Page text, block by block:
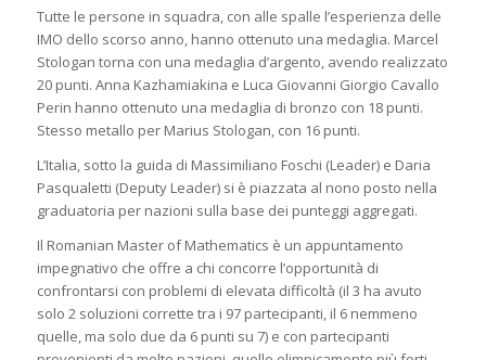
Tutte le persone in squadra, con alle spalle l’esperienza delle
IMO dello scorso anno, hanno ottenuto una medaglia. Marcel
Stologan torna con una medaglia d’argento, avendo realizzato
20 punti. Anna Kazhamiakina e Luca Giovanni Giorgio Cavallo
Perin hanno ottenuto una medaglia di bronzo con 18 punti.
Stesso metallo per Marius Stologan, con 16 punti.
L’Italia, sotto la guida di Massimiliano Foschi (Leader) e Daria
Pasqualetti (Deputy Leader) si è piazzata al nono posto nella
graduatoria per nazioni sulla base dei punteggi aggregati.
Il Romanian Master of Mathematics è un appuntamento
impegnativo che offre a chi concorre l’opportunità di
confrontarsi con problemi di elevata difficoltà (il 3 ha avuto
solo 2 soluzioni corrette tra i 97 partecipanti, il 6 nemmeno
quelle, ma solo due da 6 punti su 7) e con partecipanti